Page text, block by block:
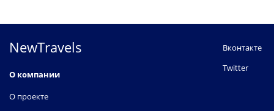
NewTravels
О компании
О проекте
Вконтакте
Twitter